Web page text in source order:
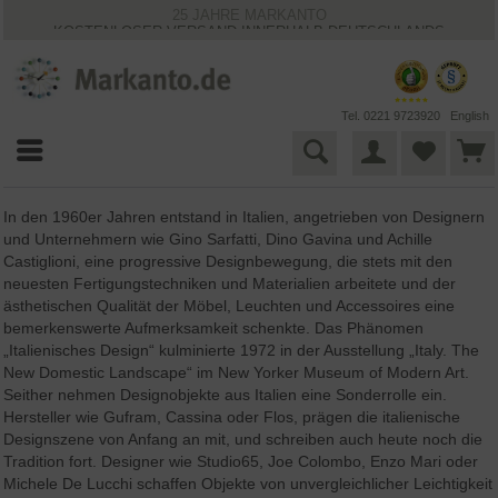
KOSTENLOSER VERSAND INNERHALB DEUTSCHLANDS
VIELFÄLTIGE ZAHLUNGSMÖGLICHKEITEN
BESTPRICE-GARANTIE
Tel. 0221 9723920 English
In den 1960er Jahren entstand in Italien, angetrieben von Designern
und Unternehmern wie Gino Sarfatti, Dino Gavina und Achille
Castiglioni, eine progressive Designbewegung, die stets mit den
neuesten Fertigungstechniken und Materialien arbeitete und der
ästhetischen Qualität der Möbel, Leuchten und Accessoires eine
bemerkenswerte Aufmerksamkeit schenkte. Das Phänomen
„Italienisches Design“ kulminierte 1972 in der Ausstellung „Italy. The
New Domestic Landscape“ im New Yorker Museum of Modern Art.
Seither nehmen Designobjekte aus Italien eine Sonderrolle ein.
Hersteller wie Gufram, Cassina oder Flos, prägen die italienische
Designszene von Anfang an mit, und schreiben auch heute noch die
Tradition fort. Designer wie Studio65, Joe Colombo, Enzo Mari oder
Michele De Lucchi schaffen Objekte von unvergleichlicher Leichtigkeit